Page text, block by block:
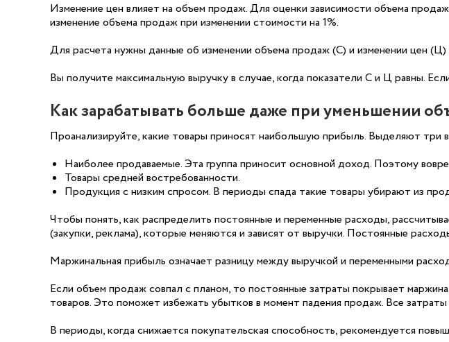
Изменение цен влияет на объем продаж. Для оценки зависимости объема
изменение объема продаж при изменении стоимости на 1%.
Для расчета нужны данные об изменении объема продаж (С) и изменении цен
Вы получите максимальную выручку в случае, когда показатели С и Ц равны.
Как зарабатывать больше даже при уменьшении
Проанализируйте, какие товары приносят наибольшую прибыль. Выделяют три
Наиболее продаваемые. Эта группа приносит основной доход. Поэтому
Товары средней востребованности.
Продукция с низким спросом. В периоды спада такие товары убирают из
Чтобы понять, как распределить постоянные и переменные расходы,
(закупки, реклама), которые меняются и зависят от выручки. Постоянные
Маржинальная прибыль означает разницу между выручкой и переменными
Если объем продаж совпал с планом, то постоянные затраты покрывает
товаров. Это поможет избежать убытков в момент падения продаж. Все
В периоды, когда снижается покупательская способность, рекомендуется